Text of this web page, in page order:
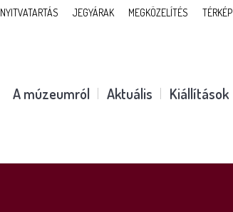
NYITVATARTÁS JEGYÁRAK MEGKÖZELÍTÉS TÉRKÉP
A múzeumról Aktuális Kiállítások